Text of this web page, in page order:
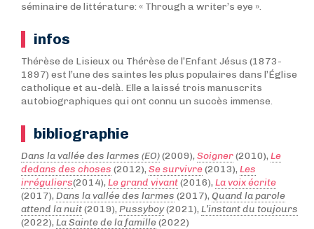
séminaire de littérature: « Through a writer’s eye ».
infos
Thérèse de Lisieux ou Thérèse de l’Enfant Jésus (1873-
1897) est l’une des saintes les plus populaires dans l’Église
catholique et au-delà. Elle a laissé trois manuscrits
autobiographiques qui ont connu un succès immense.
bibliographie
Dans la vallée des larmes (EO)(2009), Soigner(2010), Le
dedans des choses (2012), Se survivre(2013), Les
irréguliers(2014), Le grand vivant(2016), La voix écrite
(2017), Dans la vallée des larmes (2017), Quand la parole
attend la nuit(2019), Pussyboy(2021), L’instant du toujours
(2022), La Sainte de la famille(2022)